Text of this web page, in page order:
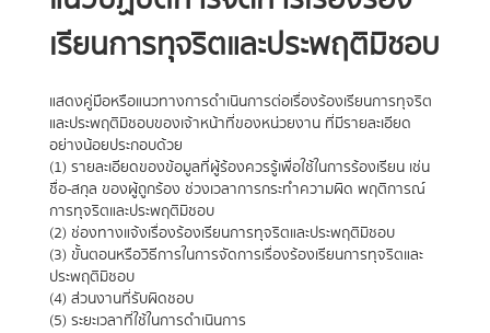
เรียนการทุจริตและประพฤติมิชอบ
แสดงคู่มือหรือแนวทางการดำเนินการต่อเรื่องร้องเรียนการทุจริต
และประพฤติมิชอบของเจ้าหน้าที่ของหน่วยงาน ที่มีรายละเอียด
อย่างน้อยประกอบด้วย
(1) รายละเอียดของข้อมูลที่ผู้ร้องควรรู้เพื่อใช้ในการร้องเรียน เช่น
ชื่อ-สกุล ของผู้ถูกร้อง ช่วงเวลาการกระทำความผิด พฤติการณ์
การทุจริตและประพฤติมิชอบ
(2) ช่องทางแจ้งเรื่องร้องเรียนการทุจริตและประพฤติมิชอบ
(3) ขั้นตอนหรือวิธีการในการจัดการเรื่องร้องเรียนการทุจริตและ
ประพฤติมิชอบ
(4) ส่วนงานที่รับผิดชอบ
(5) ระยะเวลาที่ใช้ในการดำเนินการ